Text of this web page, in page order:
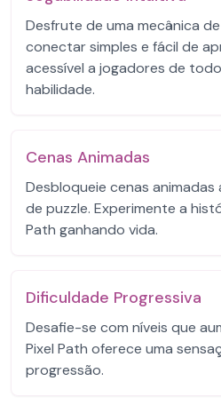
Desfrute de uma mecânica
conectar simples e fácil de
acessível a jogadores de
habilidade.
Cenas Animadas
Desbloqueie cenas
de puzzle. Experimente a
Path ganhando vida.
Dificuldade Progressiva
Desafie-se com níveis que
Pixel Path oferece uma
progressão.